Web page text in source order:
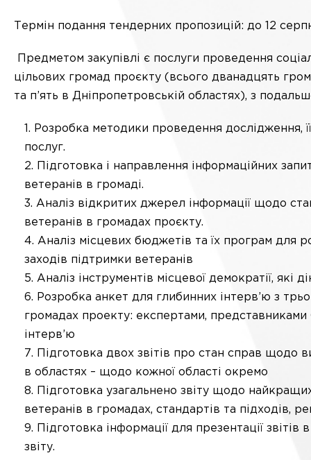
Термін подання тендерних пропозицій: до 12
Предметом закупівлі є послуги проведення
цільових громад проєкту (всього дванадцять
та п’ять в Дніпропетровській областях), з
Розробка методики проведення дослідження,
послуг.
Підготовка і направлення інформаційних
ветеранів в громаді.
Аналіз відкритих джерел інформації щодо
ветеранів в громадах проєкту.
Аналіз місцевих бюджетів та їх програм для
заходів підтримки ветеранів
Аналіз інструментів місцевої демократії, які
Розробка анкет для глибинних інтерв’ю з
громадах проекту: експертами,
інтерв’ю
Підготовка двох звітів про стан справ щодо
в областях – щодо кожної області окремо
Підготовка узагальнено звіту щодо
ветеранів в громадах, стандартів та підходів,
Підготовка інформації для презентації звітів
звіту.